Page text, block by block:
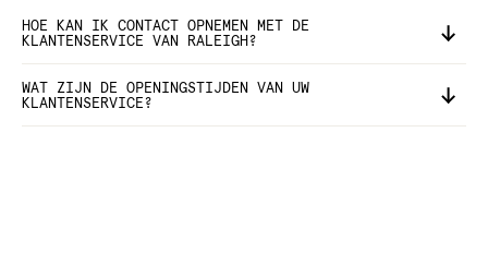
HOE KAN IK CONTACT OPNEMEN MET DE
KLANTENSERVICE VAN RALEIGH?
WAT ZIJN DE OPENINGSTIJDEN VAN UW
KLANTENSERVICE?